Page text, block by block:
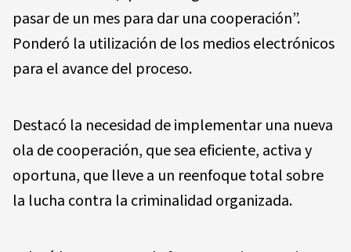
pasar de un mes para dar una cooperación”.
Ponderó la utilización de los medios electrónicos
para el avance del proceso.
Destacó la necesidad de implementar una nueva
ola de cooperación, que sea eficiente, activa y
oportuna, que lleve a un reenfoque total sobre
la lucha contra la criminalidad organizada.